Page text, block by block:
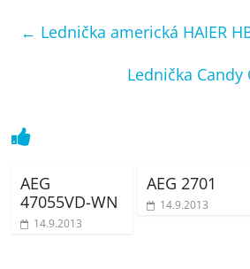
recenze,
pračky,
telefony,
kávovary,
← Lednička americká HAIER
Lednička Candy
AEG
47055VD-WN
14.9.2013
AEG 2701
14.9.2013